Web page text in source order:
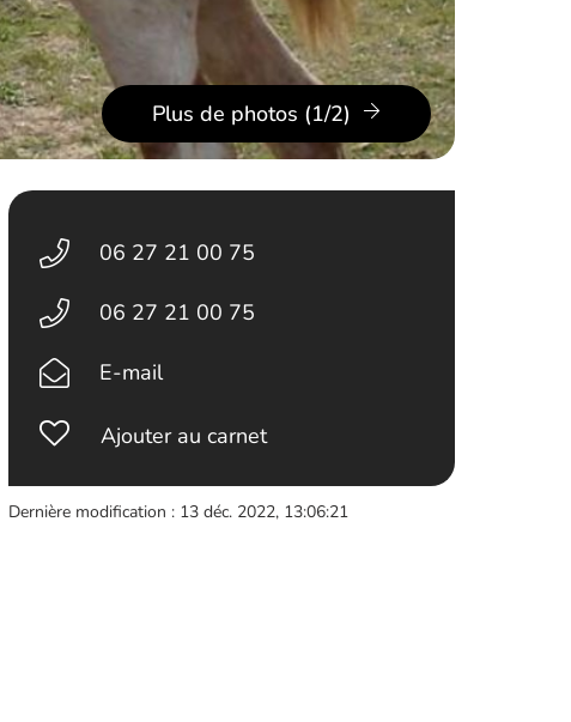
Plus de photos (1/2)
06 27 21 00 75
06 27 21 00 75
E-mail
Ajouter au carnet
Dernière modification : 13 déc. 2022, 13:06:21